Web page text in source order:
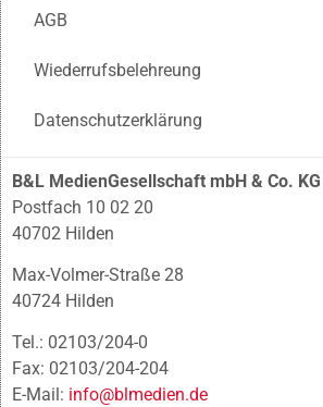
AGB
Wiederrufsbelehreung
Datenschutzerklärung
B&L MedienGesellschaft mbH & Co. KG
Postfach 10 02 20
40702 Hilden
Max-Volmer-Straße 28
40724 Hilden
Tel.: 02103/204-0
Fax: 02103/204-204
E-Mail: info@blmedien.de